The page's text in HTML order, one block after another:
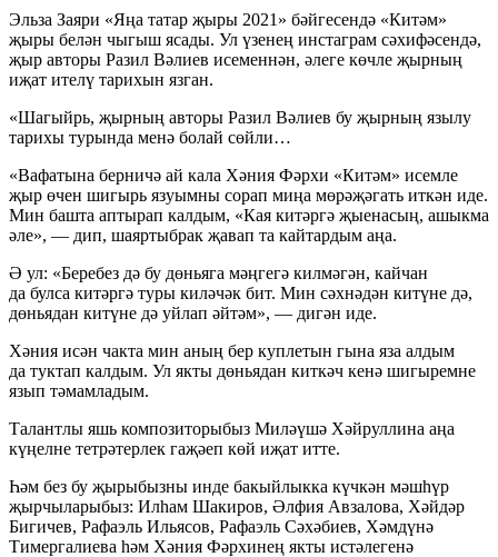
Эльза Заяри «Яңа татар җыры 2021» бәйгесендә «Китәм»
җыры белән чыгыш ясады. Ул үзенең инстаграм сәхифәсендә,
җыр авторы Разил Вәлиев исеменнән, әлеге көчле җырның
иҗат ителү тарихын язган.
«Шагыйрь, җырның авторы Разил Вәлиев бу җырның язылу
тарихы турында менә болай сөйли…
«Вафатына берничә ай кала Хәния Фәрхи «Китәм» исемле
җыр өчен шигырь язуымны сорап миңа мөрәҗәгать иткән иде.
Мин башта аптырап калдым, «Кая китәргә җыенасың, ашыкма
әле», — дип, шаяртыбрак җавап та кайтардым аңа.
Ә ул: «Беребез дә бу дөньяга мәңгегә килмәгән, кайчан
да булса китәргә туры киләчәк бит. Мин сәхнәдән китүне дә,
дөньядан китүне дә уйлап әйтәм», — дигән иде.
Хәния исән чакта мин аның бер куплетын гына яза алдым
да туктап калдым. Ул якты дөньядан киткәч кенә шигыремне
язып тәмамладым.
Талантлы яшь композиторыбыз Миләүшә Хәйруллина аңа
күңелне тетрәтерлек гаҗәеп көй иҗат итте.
Һәм без бу җырыбызны инде бакыйлыкка күчкән мәшһүр
җырчыларыбыз: Илһам Шакиров, Әлфия Авзалова, Хәйдәр
Бигичев, Рафаэль Ильясов, Рафаэль Сәхәбиев, Хәмдүнә
Тимергалиева һәм Хәния Фәрхинең якты истәлегенә